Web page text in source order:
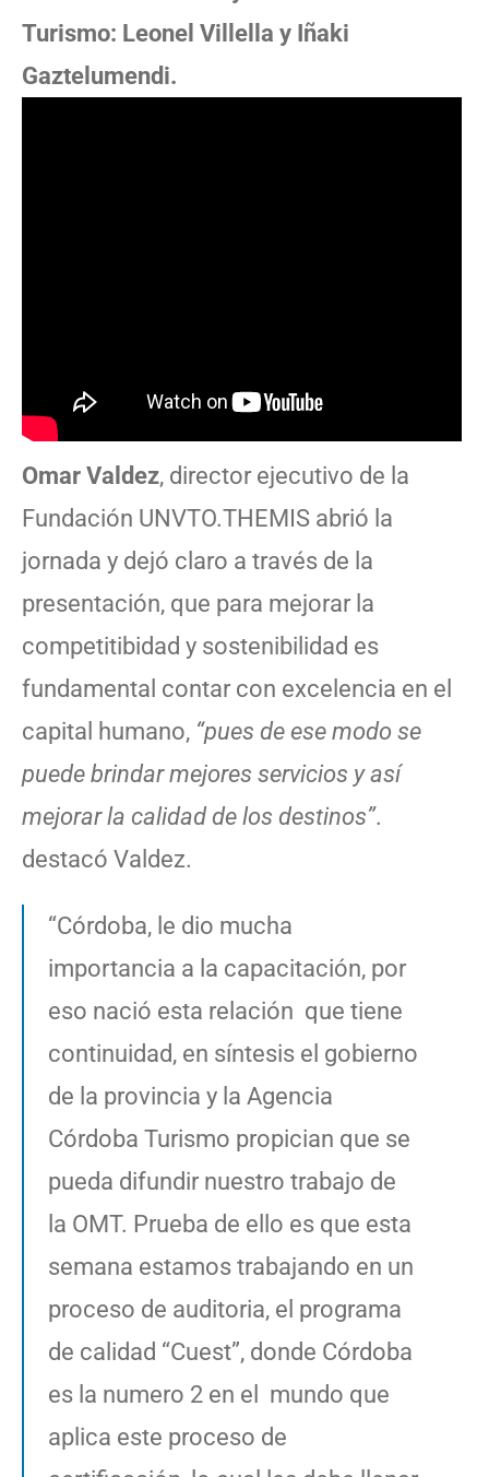
Turismo: Leonel Villella y Iñaki
Gaztelumendi.
Omar Valdez, director ejecutivo de la
Fundación UNVTO.THEMIS abrió la
jornada y dejó claro a través de la
presentación, que para mejorar la
competitibidad y sostenibilidad es
fundamental contar con excelencia en el
capital humano, “pues de ese modo se
puede brindar mejores servicios y así
mejorar la calidad de los destinos”.
destacó Valdez.
“Córdoba, le dio mucha
importancia a la capacitación, por
eso nació esta relación que tiene
continuidad, en síntesis el gobierno
de la provincia y la Agencia
Córdoba Turismo propician que se
pueda difundir nuestro trabajo de
la OMT. Prueba de ello es que esta
semana estamos trabajando en un
proceso de auditoria, el programa
de calidad “Cuest”, donde Córdoba
es la numero 2 en el mundo que
aplica este proceso de